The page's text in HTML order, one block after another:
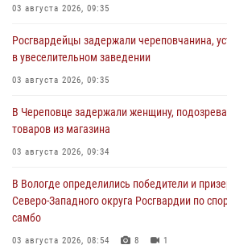
03 августа 2026, 09:35
Росгвардейцы задержали череповчанина,
в увеселительном заведении
03 августа 2026, 09:35
В Череповце задержали женщину,
товаров из магазина
03 августа 2026, 09:34
В Вологде определились победители и
Северо-Западного округа Росгвардии по
самбо
03 августа 2026, 08:54 8 1